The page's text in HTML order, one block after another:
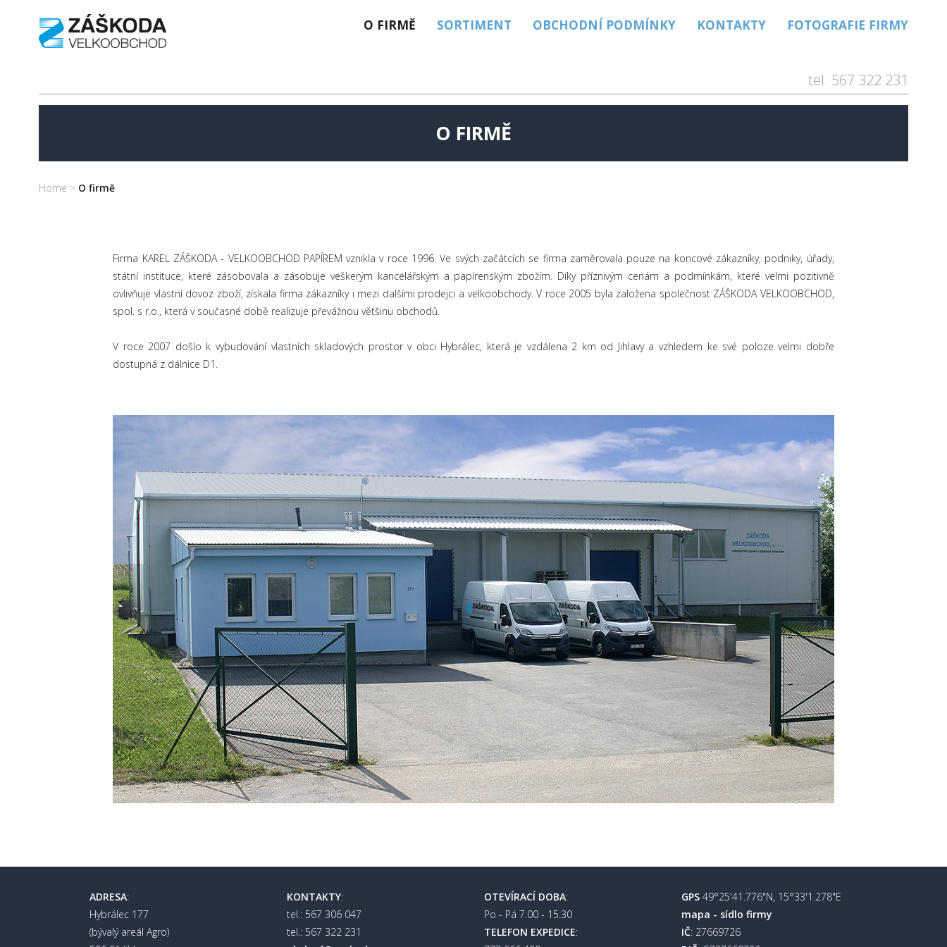
O FIRMĚ SORTIMENT OBCHODNÍ PODMÍNKY KONTAKTY FOTOGRAFIE FIRMY
tel. 567 322 231
O FIRMĚ
Home > O firmě
Firma KAREL ZÁŠKODA - VELKOOBCHOD PAPÍREM vznikla v roce 1996. Ve svých začátcích se firma zaměrovala pouze na koncové zákazníky, podniky, úřady,
státní instituce, které zásobovala a zásobuje veškerým kancelářským a papírenským zbožím. Díky příznivým cenám a podmínkám, které velmi pozitivně
ovlivňuje vlastní dovoz zboží, získala firma zákazníky i mezi dalšími prodejci a velkoobchody. V roce 2005 byla založena společnost ZÁŠKODA VELKOOBCHOD,
spol. s r.o., která v současné době realizuje převážnou většinu obchodů.
V roce 2007 došlo k vybudování vlastních skladových prostor v obci Hybrálec, která je vzdálena 2 km od Jihlavy a vzhledem ke své poloze velmi dobře
dostupná z dálnice D1.
ADRESA:
Hybrálec 177
(bývalý areál Agro)
KONTAKTY:
tel.: 567 306 047
tel.: 567 322 231
OTEVÍRACÍ DOBA:
Po - Pá 7.00 - 15.30
TELEFON EXPEDICE:
GPS 49°25'41.776"N, 15°33'1.278"E
mapa - sídlo firmy
IČ: 27669726